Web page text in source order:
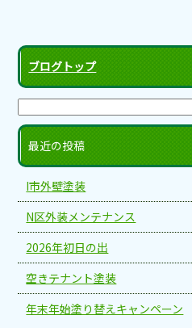
ブログトップ
最近の投稿
I市外壁塗装
N区外装メンテナンス
2026年初日の出
空きテナント塗装
年末年始塗り替えキャンペーン